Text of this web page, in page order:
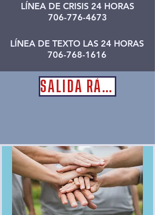
LÍNEA DE CRISIS 24 HORAS
706-776-4673
LÍNEA DE TEXTO LAS 24 HORAS
706-768-1616